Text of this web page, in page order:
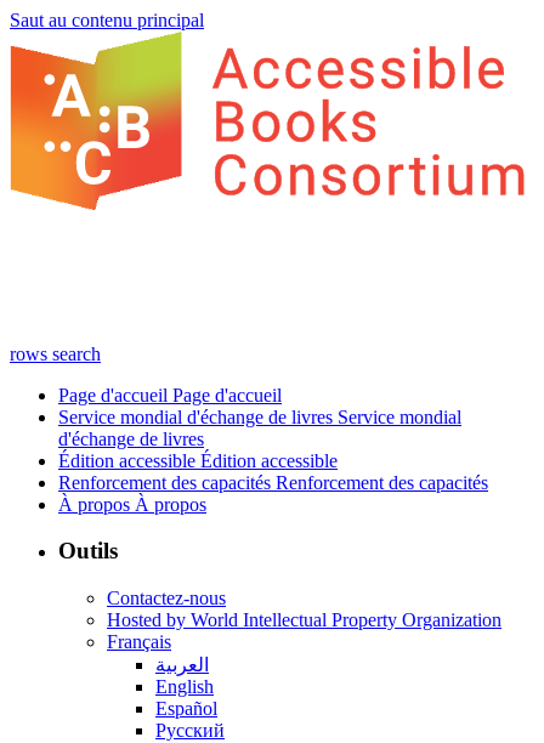
Saut au contenu principal
rows search
Page d'accueil Page d'accueil
Service mondial d'échange de livres Service mondial
d'échange de livres
Édition accessible Édition accessible
Renforcement des capacités Renforcement des capacités
À propos À propos
Outils
Contactez-nous
Hosted by World Intellectual Property Organization
Français
العربية
English
Español
Русский